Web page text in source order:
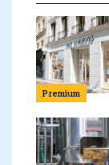
Premium